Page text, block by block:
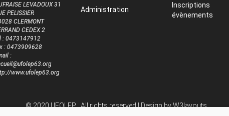
LEVADOUX 31
PELISSIER
CLERMONT
CEDEX 2
: 0473147912
: 0473909628
:
www.ufolep63.org
Administration
Inscriptions
évènements
© 2020 UFOLEP . All rights reserved | Design byW3layouts.